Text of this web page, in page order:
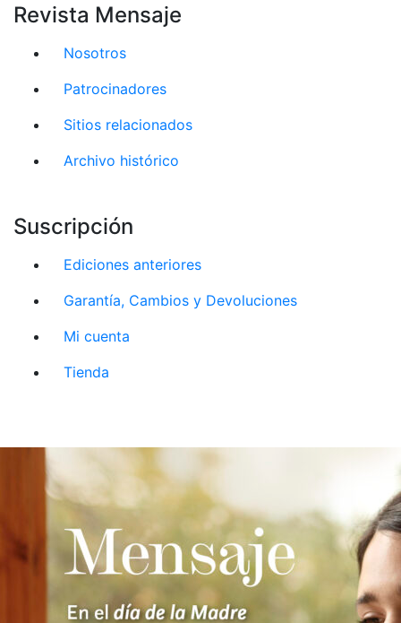
Revista Mensaje
Nosotros
Patrocinadores
Sitios relacionados
Archivo histórico
Suscripción
Ediciones anteriores
Garantía, Cambios y Devoluciones
Mi cuenta
Tienda